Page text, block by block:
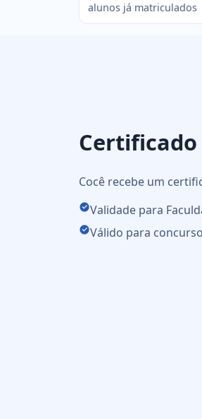
alunos já matriculados
Certificado
Cocê recebe um
Validade para
Válido para